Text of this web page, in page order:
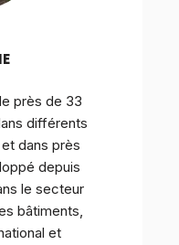
près de 33
différents
dans près
depuis
le secteur
bâtiments,
et